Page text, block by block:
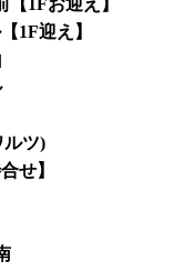
1Fお迎え】
1F迎え】
ルツ)
せ】